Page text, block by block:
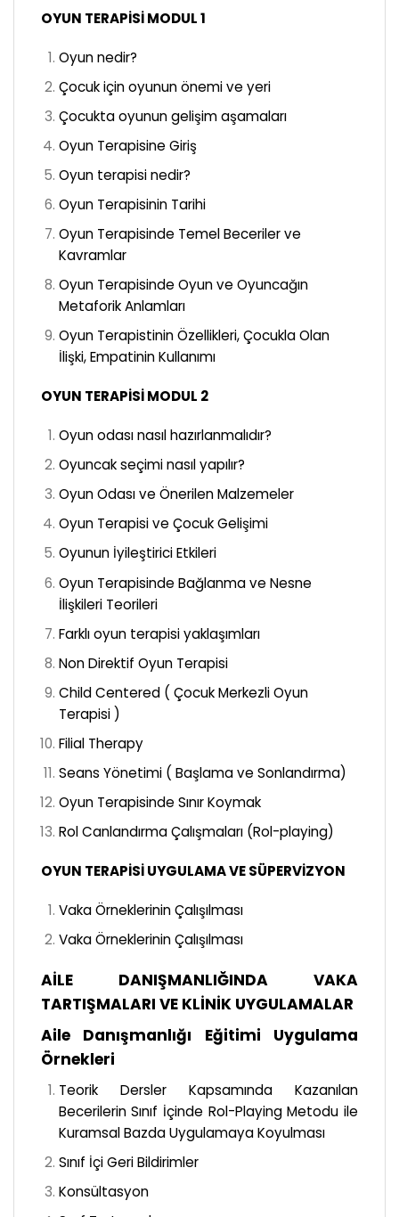
OYUN TERAPİSİ MODUL 1
Oyun nedir?
Çocuk için oyunun önemi ve yeri
Çocukta oyunun gelişim aşamaları
Oyun Terapisine Giriş
Oyun terapisi nedir?
Oyun Terapisinin Tarihi
Oyun Terapisinde Temel Beceriler ve
Kavramlar
Oyun Terapisinde Oyun ve Oyuncağın
Metaforik Anlamları
Oyun Terapistinin Özellikleri, Çocukla Olan
İlişki, Empatinin Kullanımı
OYUN TERAPİSİ MODUL 2
Oyun odası nasıl hazırlanmalıdır?
Oyuncak seçimi nasıl yapılır?
Oyun Odası ve Önerilen Malzemeler
Oyun Terapisi ve Çocuk Gelişimi
Oyunun İyileştirici Etkileri
Oyun Terapisinde Bağlanma ve Nesne
İlişkileri Teorileri
Farklı oyun terapisi yaklaşımları
Non Direktif Oyun Terapisi
Child Centered ( Çocuk Merkezli Oyun
Terapisi )
Filial Therapy
Seans Yönetimi ( Başlama ve Sonlandırma)
Oyun Terapisinde Sınır Koymak
Rol Canlandırma Çalışmaları (Rol-playing)
OYUN TERAPİSİ UYGULAMA VE SÜPERVİZYON
Vaka Örneklerinin Çalışılması
Vaka Örneklerinin Çalışılması
AİLE DANIŞMANLIĞINDA VAKA
TARTIŞMALARI VE KLİNİK UYGULAMALAR
Aile Danışmanlığı Eğitimi Uygulama
Örnekleri
Teorik Dersler Kapsamında Kazanılan
Becerilerin Sınıf İçinde Rol-Playing Metodu ile
Kuramsal Bazda Uygulamaya Koyulması
Sınıf İçi Geri Bildirimler
Konsültasyon